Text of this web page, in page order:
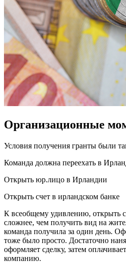
Организационные
Условия получения гранты были
Команда должна переехать в
Открыть юр.лицо в Ирландии
Открыть счет в ирландском банке
К всеобщему удивлению, открыть
сложнее, чем получить вид на
команда получила за один день.
тоже было просто. Достаточно
оформляет сделку, затем
компанию.